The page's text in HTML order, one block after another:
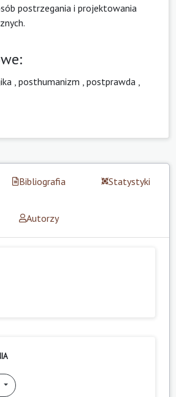
postrzegania i projektowania
posthumanizm postprawda
Bibliografia Statystyki
Autorzy